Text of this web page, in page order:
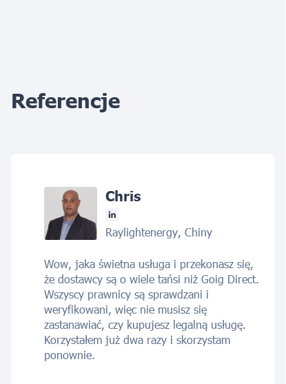
Referencje
Chris
Raylightenergy, Chiny
Wow, jaka świetna usługa i przekonasz się,
że dostawcy są o wiele tańsi niż Goig Direct.
Wszyscy prawnicy są sprawdzani i
weryfikowani, więc nie musisz się
zastanawiać, czy kupujesz legalną usługę.
Korzystałem już dwa razy i skorzystam
ponownie.